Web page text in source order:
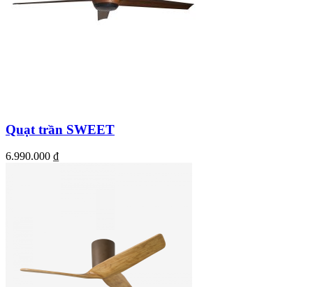
Quạt trần SWEET
6.990.000 ₫